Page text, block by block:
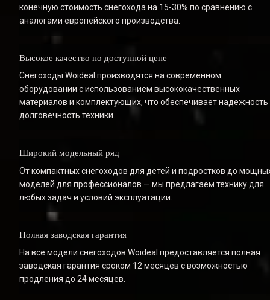
конечную стоимость снегохода на 15-30% по сравнению с
аналогами европейского производства.
Высокое качество по доступной цене
Снегоходы Woideal производятся на современном
оборудовании с использованием высококачественных
материалов и комплектующих, что обеспечивает надежность
долговечность техники.
Широкий модельный ряд
От компактных снегоходов для детей и подростков до
моделей для профессионалов — мы предлагаем технику для
любых задач и условий эксплуатации.
Полная заводская гарантия
На все модели снегоходов Woideal предоставляется полная
заводская гарантия сроком 12 месяцев с возможностью
продления до 24 месяцев.